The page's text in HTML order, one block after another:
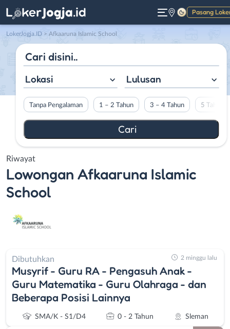
Pasang
Gelap
LokerJogja.ID > Afkaaruna Islamic School
Lokasi Lulusan
Tanpa Pengalaman 1 – 2 Tahun 3 – 4 Tahun 5 Tahun
Riwayat
Lowongan Afkaaruna Islamic
School
Dibutuhkan
Musyrif - Guru RA - Pengasuh Anak -
Guru Matematika - Guru Olahraga - dan
Beberapa Posisi Lainnya
SMA/K - S1/D4 0 - 2 Tahun Sleman
2 minggu lalu